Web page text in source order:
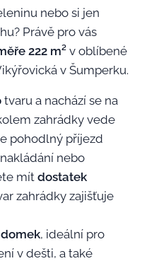
nebo si jen
Právě pro vás
222 m²v oblíbené
v Šumperku.
tvaru a nachází se na
zahrádky vede
pohodlný příjezd
nebo
mít dostatek
zahrádky zajišťuje
, ideální pro
v dešti, a také